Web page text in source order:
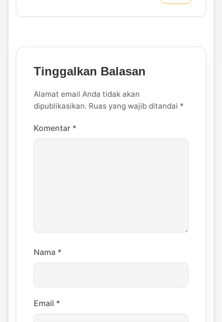
Tinggalkan Balasan
Alamat email Anda tidak akan
dipublikasikan. Ruas yang wajib ditandai *
Komentar *
Nama *
Email *